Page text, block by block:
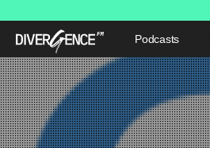
Podcasts